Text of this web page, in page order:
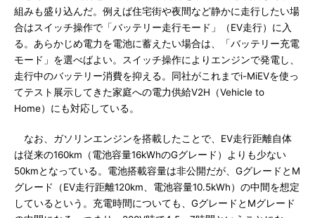
組みも盛り込んだ。例えば住宅街や夜間など静かに走行したい場
合はスイッチ操作で「バッテリー走行モード」（EV走行）に入
る。あらかじめ電力を電池に蓄えたい場合は、「バッテリー充電
モード」を選べばよい。スイッチ操作によりエンジンで発電し、
走行中のバッテリー消費を抑える。同社がこれまでi-MiEVを使っ
てテスト展示してきた家庭への電力供給V2H（Vehicle to
Home）にも対応している。
なお、ガソリンエンジンを搭載したことで、EV走行距離自体
は従来の160km（電池容量16kWhのGグレード）よりも少ない
50kmとなっている。電池搭載容量は非公開だが、GグレードとM
グレード（EV走行距離120km、電池容量10.5kWh）の中間を想定
しているという。充電時間についても、GグレードとMグレード